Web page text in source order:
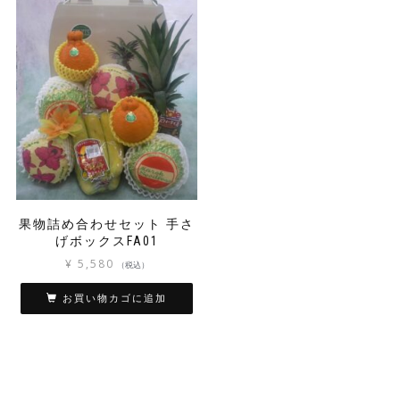
果物詰め合わせセット 手さ
げボックスFA01
¥ 5,580 （税込）
お買い物カゴに追加